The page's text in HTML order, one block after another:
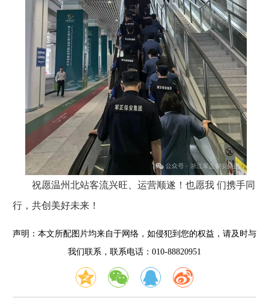
祝愿温州北站客流兴旺、运营顺遂！也愿我 们携手同
行，共创美好未来！
声明：本文所配图片均来自于网络，如侵犯到您的权益，请及时与
我们联系，联系电话：010-88820951